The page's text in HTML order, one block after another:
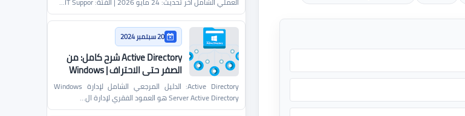
20 سبتمبر 2024
Active Directory شرح كامل: من
الصفر حتى الاحتراف | Windows
Server
Active Directory: الدليل المرجعي الشامل لإدارة Windows
Server Active Directory هو العمود الفقري لإدارة ال…